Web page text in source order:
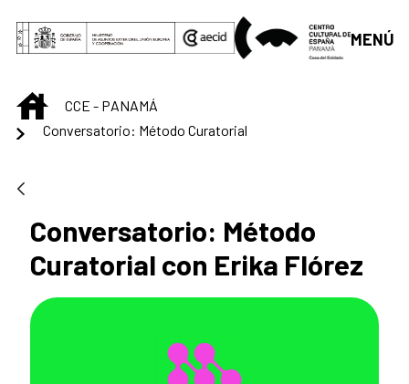
Saltar al contenido principal
MENÚ
INICIOCCE - PANAMÁ
Conversatorio: Método Curatorial
Conversatorio: Método
Curatorial con Erika Flórez